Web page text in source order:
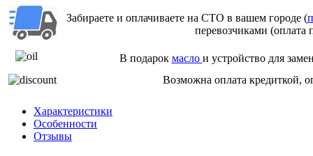
Забираете и оплачиваете на СТО в вашем городе (
перевозчиками (оплата
В подарок масло и устройство для
Возможна оплата кредиткой,
Характеристики
Особенности
Отзывы